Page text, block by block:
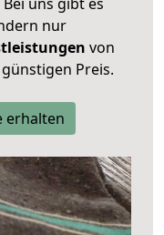
nur
von
Preis.
erhalten